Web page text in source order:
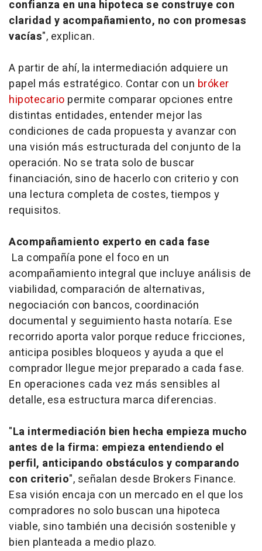
confianza en una hipoteca se construye con
claridad y acompañamiento, no con promesas
vacías", explican.
A partir de ahí, la intermediación adquiere un
papel más estratégico. Contar con un bróker
hipotecario permite comparar opciones entre
distintas entidades, entender mejor las
condiciones de cada propuesta y avanzar con
una visión más estructurada del conjunto de la
operación. No se trata solo de buscar
financiación, sino de hacerlo con criterio y con
una lectura completa de costes, tiempos y
requisitos.
Acompañamiento experto en cada fase
La compañía pone el foco en un
acompañamiento integral que incluye análisis de
viabilidad, comparación de alternativas,
negociación con bancos, coordinación
documental y seguimiento hasta notaría. Ese
recorrido aporta valor porque reduce fricciones,
anticipa posibles bloqueos y ayuda a que el
comprador llegue mejor preparado a cada fase.
En operaciones cada vez más sensibles al
detalle, esa estructura marca diferencias.
"La intermediación bien hecha empieza mucho
antes de la firma: empieza entendiendo el
perfil, anticipando obstáculos y comparando
con criterio", señalan desde Brokers Finance.
Esa visión encaja con un mercado en el que los
compradores no solo buscan una hipoteca
viable, sino también una decisión sostenible y
bien planteada a medio plazo.